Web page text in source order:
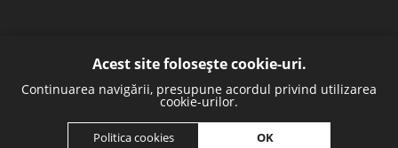
Bank of
Acest site folosește cookie-uri.
Continuarea navigării, presupune acordul privind utilizarea
cookie-urilor.
Politica cookies OK